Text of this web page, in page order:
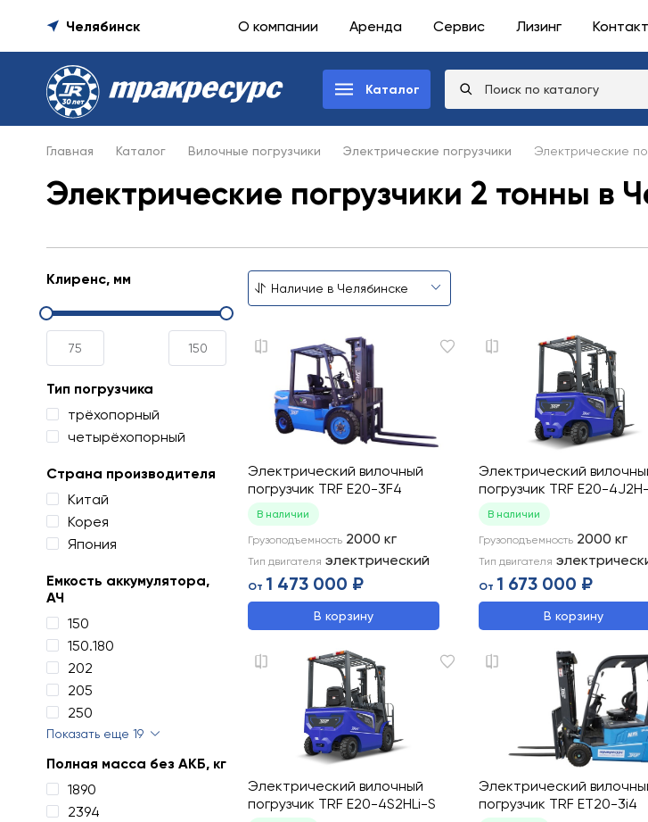
Челябинск О компании Аренда Сервис Лизинг
Каталог
Главная Каталог Вилочные погрузчики Электрические погрузчики Электрические
Электрические погрузчики 2 тонны в
Клиренс, мм
Тип погрузчика
трёхопорный
четырёхопорный
Страна производителя
Китай
Корея
Япония
Емкость аккумулятора,
АЧ
150
150.180
202
205
250
Показать еще 19
Полная масса без АКБ, кг
1890
2394
Электрический вилочный
погрузчик TRF E20-3F4
В наличии
Грузоподъемность 2000 кг
Тип двигателя электрический
От 1 473 000 ₽
В корзину
Электрический
погрузчик TRF E20-
В наличии
Грузоподъемность 2000 кг
Тип двигателя
От 1 673 000 ₽
В корзину
Электрический вилочный
погрузчик TRF E20-4S2HLi-S
Электрический
погрузчик TRF ET20-3i4